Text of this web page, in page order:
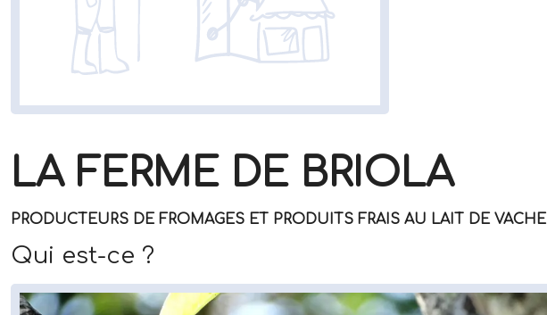
LA FERME DE BRIOLA
PRODUCTEURS DE FROMAGES ET PRODUITS FRAIS AU LAIT DE VACHE
Qui est-ce ?